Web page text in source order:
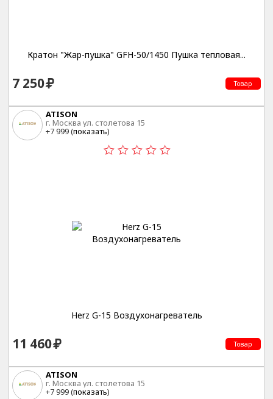
Кратон "Жар-пушка" GFH-50/1450 Пушка тепловая...
7 250 Товар
ATISON
г. Москва ул. столетова 15
+7 999 (показать)
Herz G-15 Воздухонагреватель
11 460 Товар
ATISON
г. Москва ул. столетова 15
+7 999 (показать)